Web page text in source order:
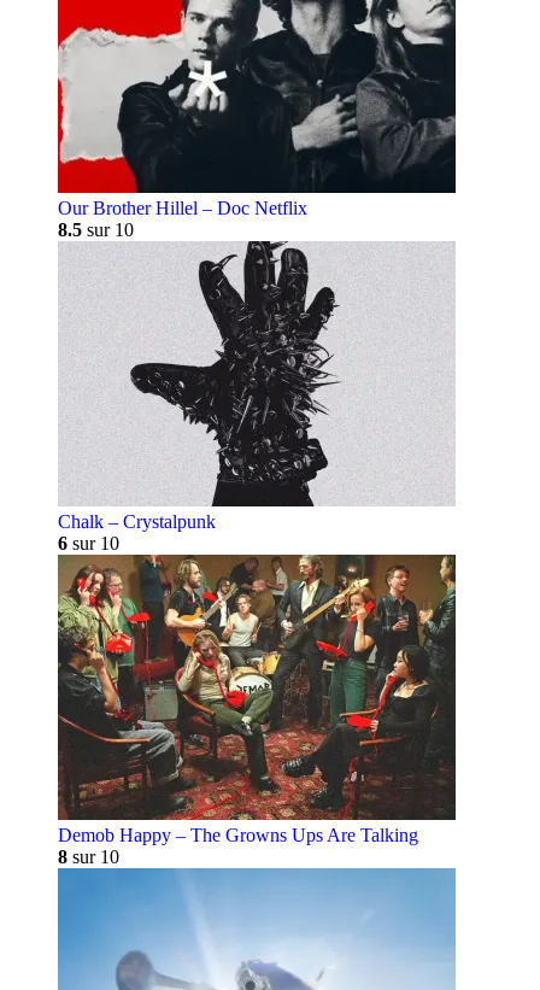
Our Brother Hillel – Doc Netflix
8.5 sur 10
Chalk – Crystalpunk
6 sur 10
Demob Happy – The Growns Ups Are Talking
8 sur 10